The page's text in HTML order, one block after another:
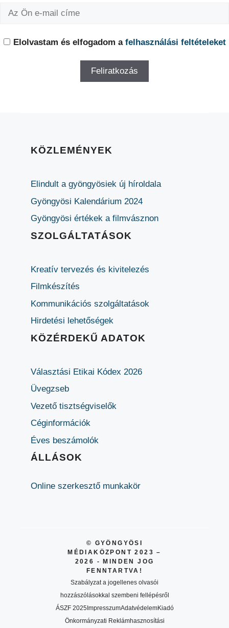
Elolvastam és elfogadom a felhasználási feltételeket
KÖZLEMÉNYEK
Elindult a gyöngyösiek új híroldala
Gyöngyösi Kalendárium 2024
Gyöngyösi értékek a filmvásznon
SZOLGÁLTATÁSOK
Kreatív tervezés és kivitelezés
Filmkészítés
Kommunikációs szolgáltatások
Hirdetési lehetőségek
KÖZÉRDEKŰ ADATOK
Választási Etikai Kódex 2026
Üvegzseb
Vezető tisztségviselők
Céginformációk
Éves beszámolók
ÁLLÁSOK
Online szerkesztő munkakör
© GYÖNGYÖSI
MÉDIAKÖZPONT 2023 –
2026 - MINDEN JOG
FENNTARTVA!
Szabályzat a jogellenes olvasói
hozzászólásokkal szembeni fellépésről
ÁSZF 2025ImpresszumAdatvédelemKiadó
Önkormányzati Reklámhasznosítási